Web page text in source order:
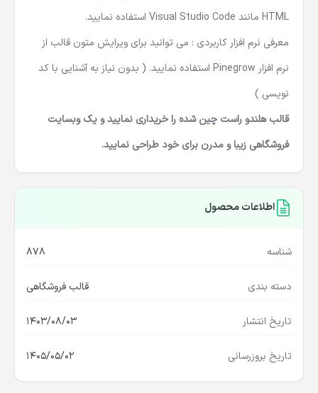
HTML مانند Visual Studio Code استفاده نمایید.
معرفی نرم افزار کاربردی : می توانید برای ویرایش متون قالب از
نرم افزار Pinegrow استفاده نمایید. ( بدون نیاز به آشنایی با کد
نویسی )
قالب هلندو راست چین شده را خریداری نمایید و یک وبسایت
فروشگاهی زیبا و مدرن برای خود طراحی نمایید.
اطلاعات محصول
شناسه 878
دسته بندی قالب فروشگاهی
تاریخ انتشار 1403/08/03
تاریخ بروزرسانی 1405/05/02